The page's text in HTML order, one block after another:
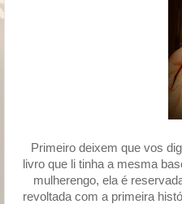
Primeiro deixem que vos
livro que li tinha a mesma
mulherengo, ela é
revoltada com a primeira